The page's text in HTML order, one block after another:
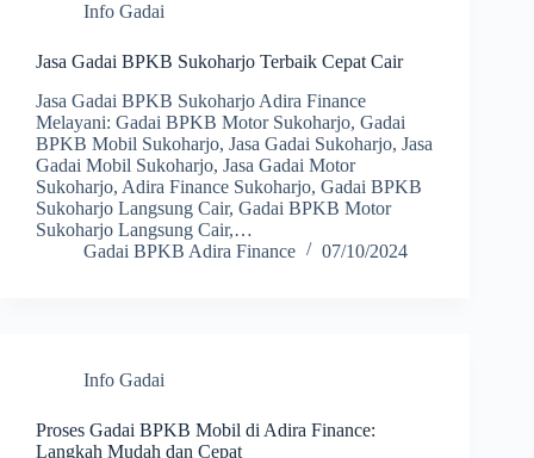
Info Gadai
Jasa Gadai BPKB Sukoharjo Terbaik Cepat Cair
Jasa Gadai BPKB Sukoharjo Adira Finance
Melayani: Gadai BPKB Motor Sukoharjo, Gadai
BPKB Mobil Sukoharjo, Jasa Gadai Sukoharjo, Jasa
Gadai Mobil Sukoharjo, Jasa Gadai Motor
Sukoharjo, Adira Finance Sukoharjo, Gadai BPKB
Sukoharjo Langsung Cair, Gadai BPKB Motor
Sukoharjo Langsung Cair,…
Gadai BPKB Adira Finance
07/10/2024
Info Gadai
Proses Gadai BPKB Mobil di Adira Finance:
Langkah Mudah dan Cepat